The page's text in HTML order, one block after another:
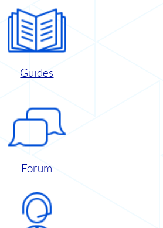
Guides
Forum